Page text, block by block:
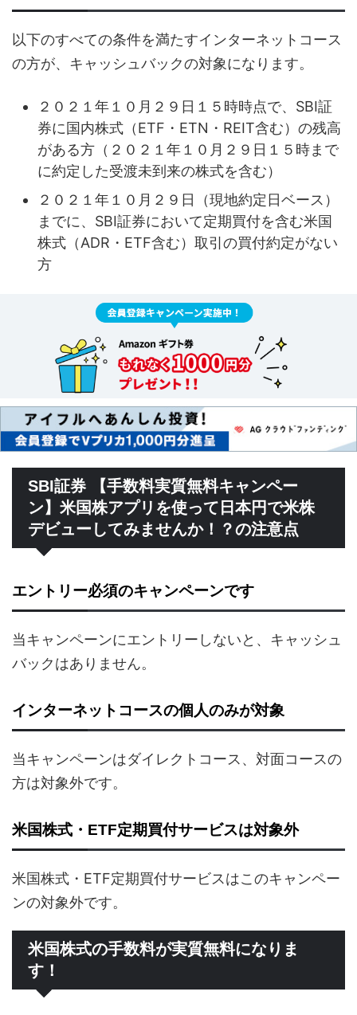
以下のすべての条件を満たすインターネットコース
の方が、キャッシュバックの対象になります。
２０２１年１０月２９日１５時時点で、SBI証
券に国内株式（ETF・ETN・REIT含む）の残高
がある方（２０２１年１０月２９日１５時まで
に約定した受渡未到来の株式を含む）
２０２１年１０月２９日（現地約定日ベース）
までに、SBI証券において定期買付を含む米国
株式（ADR・ETF含む）取引の買付約定がない
方
SBI証券 【手数料実質無料キャンペー
ン】米国株アプリを使って日本円で米株
デビューしてみませんか！？の注意点
エントリー必須のキャンペーンです
当キャンペーンにエントリーしないと、キャッシュ
バックはありません。
インターネットコースの個人のみが対象
当キャンペーンはダイレクトコース、対面コースの
方は対象外です。
米国株式・ETF定期買付サービスは対象外
米国株式・ETF定期買付サービスはこのキャンペー
ンの対象外です。
米国株式の手数料が実質無料になりま
す！